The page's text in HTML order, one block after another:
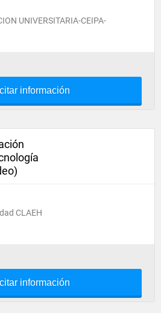
UNIVERSITARIA-CEIPA-
información
CLAEH
información